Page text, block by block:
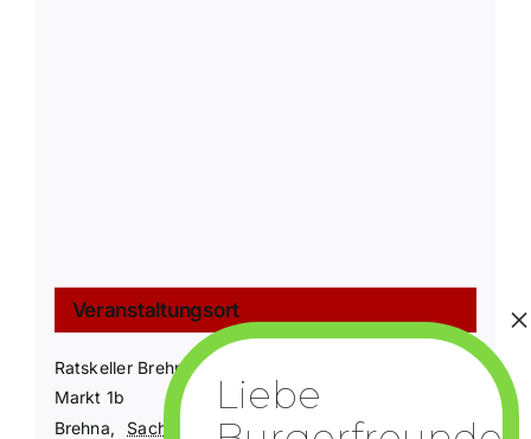
Veranstaltungsort
Ratskeller Brehna
Markt 1b
Brehna, Sachsen-Anhalt 06796
Deutschland